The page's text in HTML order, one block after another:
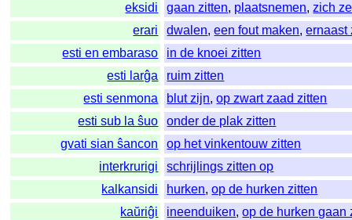
eksidi
gaan zitten, plaatsnemen,zich
erari
dwalen,een fout maken,ernaast
esti en embaraso
in de knoei zitten
esti larĝa
ruim zitten
esti senmona
blut zijn,op zwart zaad zitten
esti sub la ŝuo
onder de plak zitten
gvati sian ŝancon
op het vinkentouw zitten
interkrurigi
schrijlings zitten op
kalkansidi
hurken,op de hurken zitten
kaŭriĝi
ineenduiken,op de hurken gaan